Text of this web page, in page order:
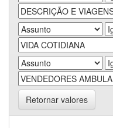
Retornar valores